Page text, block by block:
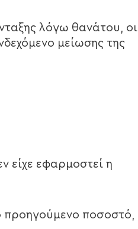
λόγω θανάτου, οι
μείωσης της
είχε εφαρμοστεί η
προηγούμενο ποσοστό,